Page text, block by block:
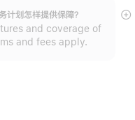
划怎样提供保⁠障？
and coverage of
and fees apply.
展